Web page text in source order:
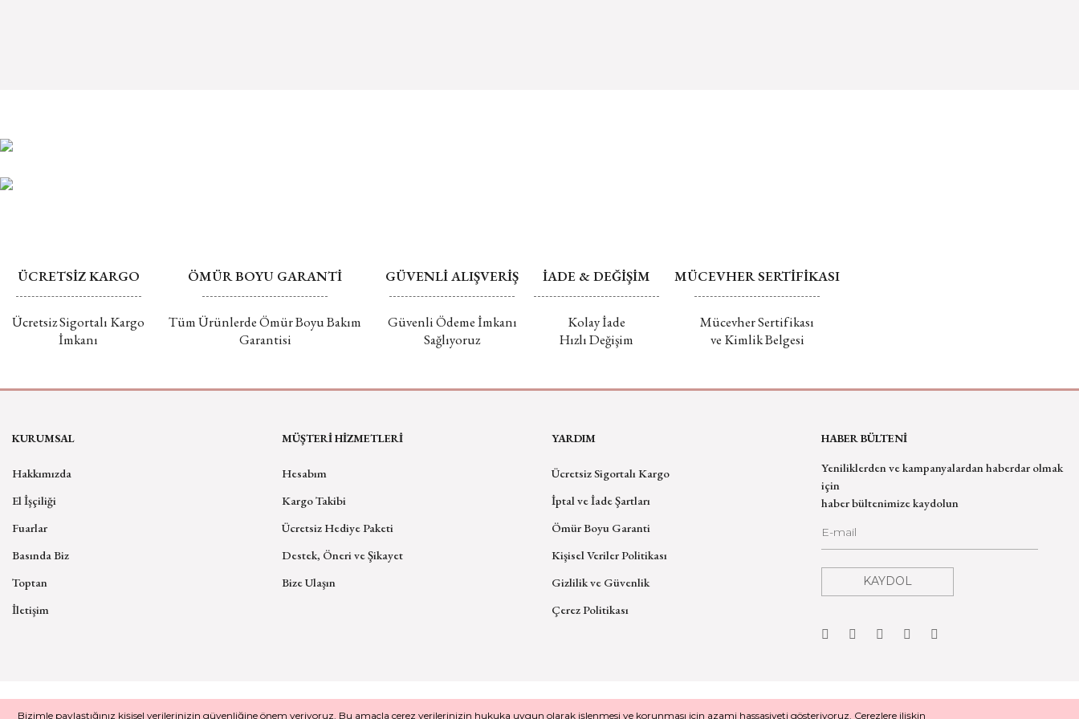
Bizimle paylaştığınız kişisel verilerinizin güvenliğine önem veriyoruz. Bu amaçla çerez verilerinizin hukuka uygun olarak işlenmesi ve korunması için azami hassasiyeti gösteriyoruz. Çerezlere ilişkin
ÜCRETSİZ KARGO
Ücretsiz Sigortalı Kargo
İmkanı
ÖMÜR BOYU GARANTİ
Tüm Ürünlerde Ömür Boyu Bakım
Garantisi
GÜVENLİ ALIŞVERİŞ
Güvenli Ödeme İmkanı
Sağlıyoruz
İADE & DEĞİŞİM
Kolay İade
Hızlı Değişim
MÜCEVHER SERTİFİKASI
Mücevher Sertifikası
ve Kimlik Belgesi
KURUMSAL
Hakkımızda
El İşçiliği
Fuarlar
Basında Biz
Toptan
İletişim
MÜŞTERİ HİZMETLERİ
Hesabım
Kargo Takibi
Ücretsiz Hediye Paketi
Destek, Öneri ve Şikayet
Bize Ulaşın
YARDIM
Ücretsiz Sigortalı Kargo
İptal ve İade Şartları
Ömür Boyu Garanti
Kişisel Veriler Politikası
Gizlilik ve Güvenlik
Çerez Politikası
HABER BÜLTENİ
Yeniliklerden ve kampanyalardan haberdar olmak
için
haber bültenimize kaydolun
KAYDOL
2026 © SEYREKOGLU. Tüm Hakları Saklıdır.